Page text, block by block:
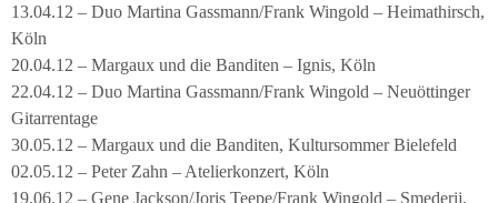
13.04.12 – Duo Martina Gassmann/Frank Wingold – Heimathirsch,
Köln
20.04.12 – Margaux und die Banditen – Ignis, Köln
22.04.12 – Duo Martina Gassmann/Frank Wingold – Neuöttinger
Gitarrentage
30.05.12 – Margaux und die Banditen, Kultursommer Bielefeld
02.05.12 – Peter Zahn – Atelierkonzert, Köln
19.06.12 – Gene Jackson/Joris Teepe/Frank Wingold – Smederij,